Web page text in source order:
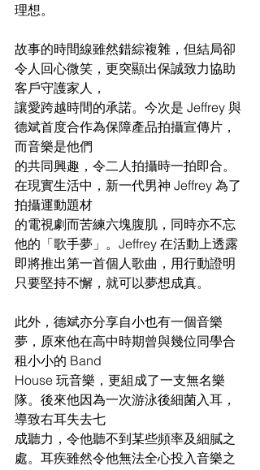
理想。
故事的時間線雖然錯綜複雜，但結局卻
令人回心微笑，更突顯出保誠致力協助
客戶守護家人，
讓愛跨越時間的承諾。今次是 Jeffrey 與
德斌首度合作為保障產品拍攝宣傳片，
而音樂是他們
的共同興趣，令二人拍攝時一拍即合。
在現實生活中，新一代男神 Jeffrey 為了
拍攝運動題材
的電視劇而苦練六塊腹肌，同時亦不忘
他的「歌手夢」。Jeffrey 在活動上透露
即將推出第一首個人歌曲，用行動證明
只要堅持不懈，就可以夢想成真。
此外，德斌亦分享自小也有一個音樂
夢，原來他在高中時期曾與幾位同學合
租小小的 Band
House 玩音樂，更組成了一支無名樂
隊。後來他因為一次游泳後細菌入耳，
導致右耳失去七
成聽力，令他聽不到某些頻率及細膩之
處。耳疾雖然令他無法全心投入音樂之